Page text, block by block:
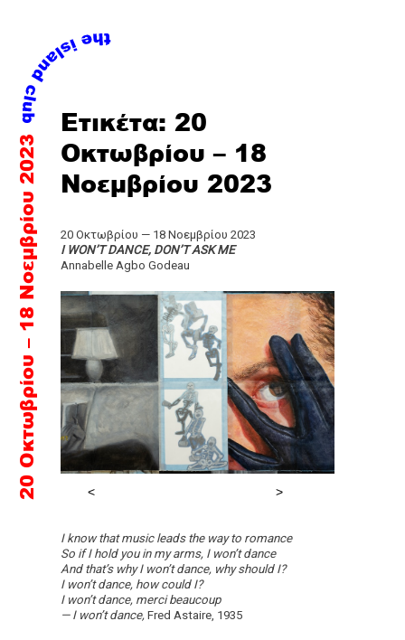
Skip
content
20 Οκτωβρίου – 18 Noεμβρίου 2023
Ετικέτα:20
Οκτωβρίου – 18
Noεμβρίου 2023
20 Οκτωβρίου — 18 Νοεμβρίου 2023
I WON’T DANCE, DON’T ASK ME
Annabelle Agbo Godeau
I know that music leads the way to romance
So if I hold you in my arms, I won’t dance
And that’s why I won’t dance, why should I?
I won’t dance, how could I?
I won’t dance, merci beaucoup
— I won’t dance, Fred Astaire, 1935